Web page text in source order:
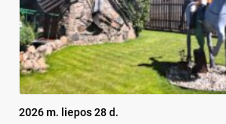
2026 m. liepos 28 d.